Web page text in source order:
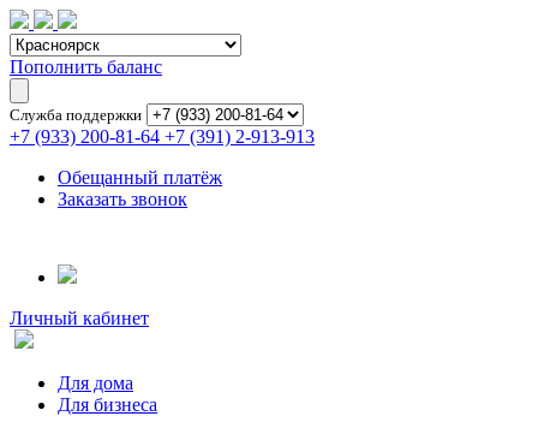
Пополнить баланс
Служба поддержки
+7 (933) 200-81-64 +7 (391) 2-913-913
Обещанный платёж
Заказать звонок
Личный кабинет
Для дома
Для бизнеса